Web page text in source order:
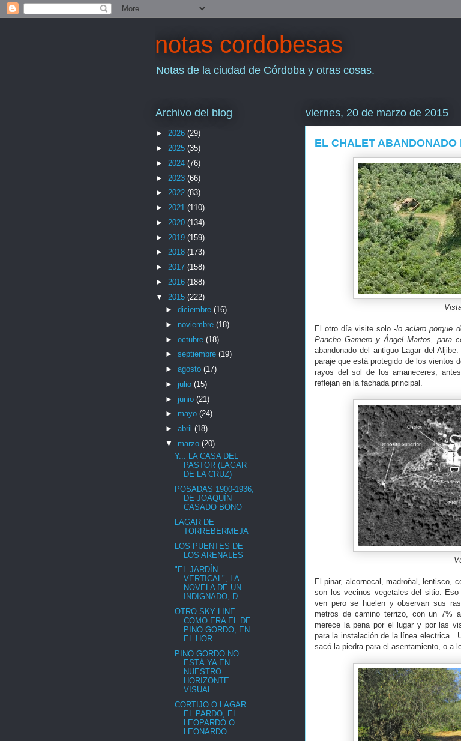
notas cordobesas
Notas de la ciudad de Córdoba y otras cosas.
viernes, 20 de marzo de 2015
EL CHALET
El otro día visite solo-lo aclaro porque
Pancho Gamero y Ángel Martos, para
abandonado del antiguo Lagar del
paraje que está protegido de los vientos
rayos del sol de los amaneceres,
reflejan en la fachada principal.
El pinar, alcornocal, madroñal, lentisco,
son los vecinos vegetales del sitio.
ven pero se huelen y observan sus
metros de camino terrizo, con un 7%
merece la pena por el lugar y por las
para la instalación de la línea electrica.
sacó la piedra para el asentamiento, o a
Archivo del blog
► 2026 (29)
► 2025 (35)
► 2024 (76)
► 2023 (66)
► 2022 (83)
► 2021 (110)
► 2020 (134)
► 2019 (159)
► 2018 (173)
► 2017 (158)
► 2016 (188)
▼ 2015 (222)
► diciembre (16)
► noviembre (18)
► octubre (18)
► septiembre (19)
► agosto (17)
► julio (15)
► junio (21)
► mayo (24)
► abril (18)
▼ marzo (20)
Y... LA CASA DEL
PASTOR (LAGAR
DE LA CRUZ)
POSADAS 1900-1936,
DE JOAQUÍN
CASADO BONO
LAGAR DE
TORREBERMEJA
LOS PUENTES DE
LOS ARENALES
"EL JARDÍN
VERTICAL", LA
NOVELA DE UN
INDIGNADO, D...
OTRO SKY LINE
COMO ERA EL DE
PINO GORDO, EN
EL HOR...
PINO GORDO NO
ESTÁ YA EN
NUESTRO
HORIZONTE
VISUAL ...
CORTIJO O LAGAR
EL PARDO, EL
LEOPARDO O
LEONARDO